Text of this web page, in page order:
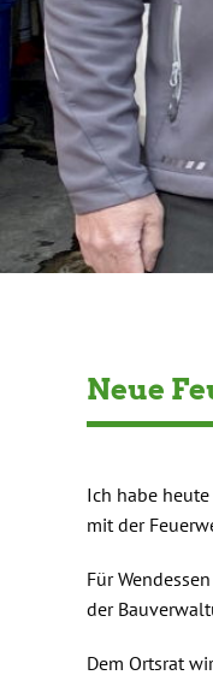
Neue
Ich habe
mit der
Für
der
Dem Ortsrat